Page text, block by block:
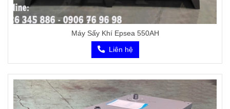
Máy Sấy Khí Epsea 550AH
Liên hệ